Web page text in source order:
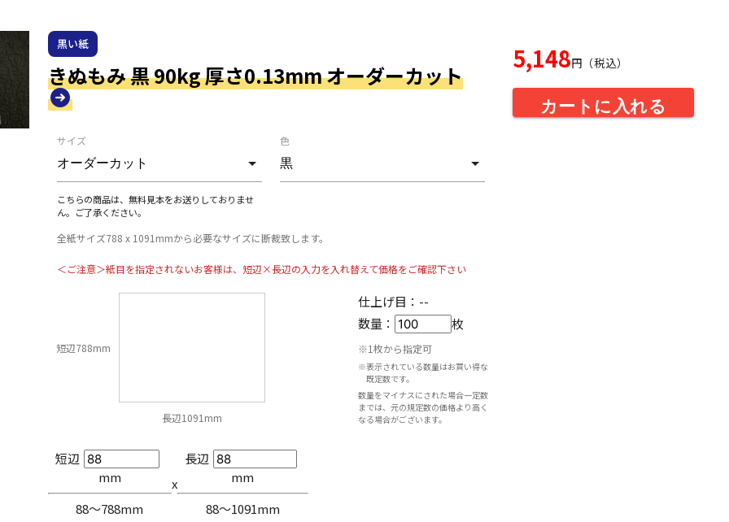
黒い紙
きぬもみ 黒 90kg 厚さ0.13mm オーダーカット
サイズ
こちらの商品は、無料見本をお送りしておりませ
ん。ご了承ください。
色
全紙サイズ788 x 1091mmから必要なサイズに断裁致します。
＜ご注意＞紙目を指定されないお客様は、短辺×長辺の入力を入れ替えて価格をご確認下さい
短辺788mm
長辺1091mm
仕上げ目： --
数量：
枚
※1枚から指定可
※表示されている数量はお買い得な
既定数です。
数量をマイナスにされた場合一定数
までは、元の規定数の価格より高く
なる場合がございます。
短辺
mm
88〜788mm
x
長辺
mm
88〜1091mm
5,148円（税込）
カートに入れる